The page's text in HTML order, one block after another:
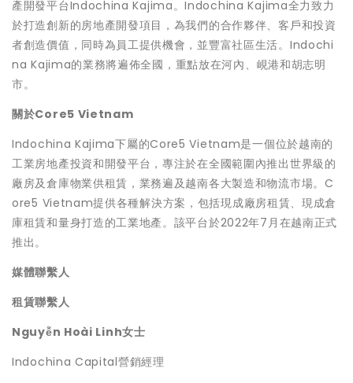
產開發平台Indochina Kajima。Indochina Kajima全力致力
於打造創新的房地產開發項目，為我們的合作夥伴、客戶和投資
者創造價值，同時為員工提供機會，並豐富社區生活。Indochi
na Kajima的業務將遍佈全國，重點放在河內、峴港和胡志明
市。
關於Core5 Vietnam
Indochina Kajima下屬的Core5 Vietnam是一個位於越南的
工業房地產投資和開發平台，專注於在全國範圍內推出世界級的
廠房及倉庫物業供租賃，業務遍及越南各大製造和物流市場。C
ore5 Vietnam提供各種解決方案，包括現成廠房租賃、現成倉
庫租賃和量身打造的工業地產。該平台於2022年7月在越南正式
推出。
媒體聯繫人
租賃聯繫人
Nguyễn Hoài Linh女士
Indochina Capital營銷經理